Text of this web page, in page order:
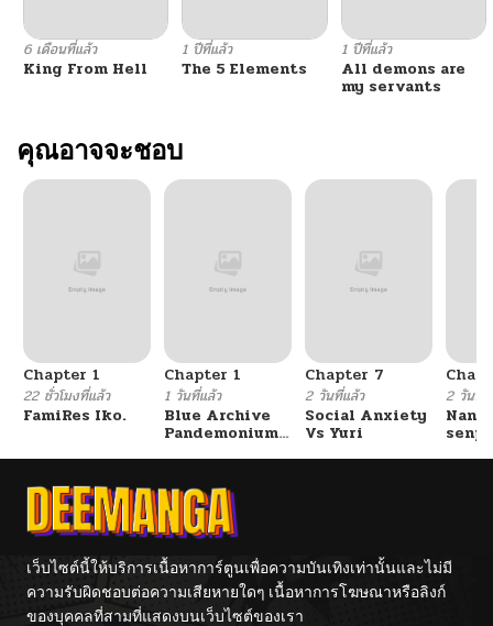
6 เดือนที่แล้ว
King From Hell
1 ปีที่แล้ว
The 5 Elements
1 ปีที่แล้ว
All demons are
my servants
คุณอาจจะชอบ
Chapter 1
22 ชั่วโมงที่แล้ว
FamiRes Iko.
Chapter 1
1 วันที่แล้ว
Blue Archive
Pandemonium
Chapter 7
2 วันที่แล้ว
Social Anxiety
Vs Yuri
2 วันที่แ
เว็บไซต์นี้ให้บริการเนื้อหาการ์ตูนเพื่อความบันเทิงเท่านั้นและไม่มี
ความรับผิดชอบต่อความเสียหายใดๆ เนื้อหาการโฆษณาหรือลิงก์
ของบุคคลที่สามที่แสดงบนเว็บไซต์ของเรา